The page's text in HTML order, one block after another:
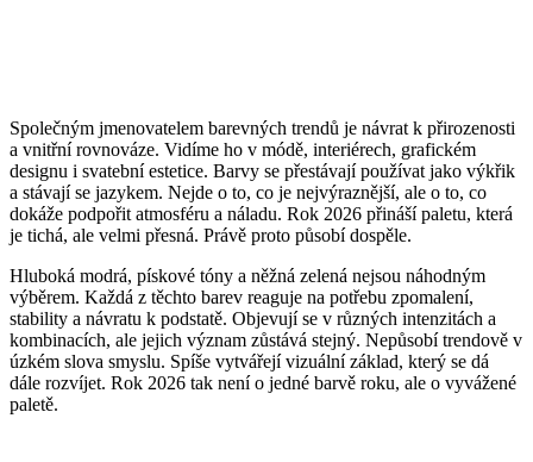
Společným jmenovatelem barevných trendů je návrat k přirozenosti
a vnitřní rovnováze. Vidíme ho v módě, interiérech, grafickém
designu i svatební estetice. Barvy se přestávají používat jako výkřik
a stávají se jazykem. Nejde o to, co je nejvýraznější, ale o to, co
dokáže podpořit atmosféru a náladu. Rok 2026 přináší paletu, která
je tichá, ale velmi přesná. Právě proto působí dospěle.
Hluboká modrá, pískové tóny a něžná zelená nejsou náhodným
výběrem. Každá z těchto barev reaguje na potřebu zpomalení,
stability a návratu k podstatě. Objevují se v různých intenzitách a
kombinacích, ale jejich význam zůstává stejný. Nepůsobí trendově v
úzkém slova smyslu. Spíše vytvářejí vizuální základ, který se dá
dále rozvíjet. Rok 2026 tak není o jedné barvě roku, ale o vyvážené
paletě.